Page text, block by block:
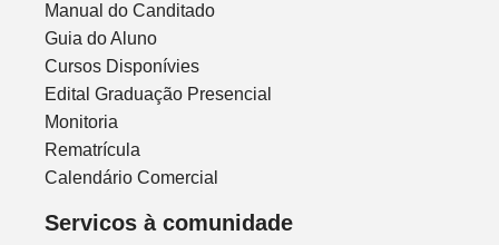
Manual do Canditado
Guia do Aluno
Cursos Disponívies
Edital Graduação Presencial
Monitoria
Rematrícula
Calendário Comercial
Servicos à comunidade